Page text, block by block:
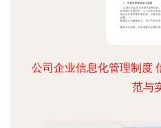
公司企业信息化管理制度
范与